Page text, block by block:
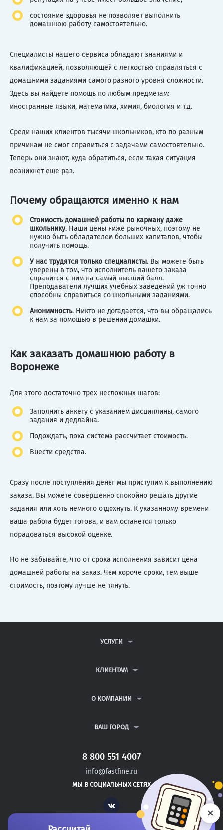
состояние здоровья не позволяет выполнить
домашнюю работу самостоятельно.
Специалисты нашего сервиса обладают знаниями и
квалификацией, позволяющей с легкостью справляться с
домашними заданиями самого разного уровня сложности.
Здесь вы найдете помощь по любым предметам:
иностранные языки, математика, химия, биология и т.д.
Среди наших клиентов тысячи школьников, кто по разным
причинам не смог справиться с задачами самостоятельно.
Теперь они знают, куда обратиться, если такая ситуация
возникнет еще раз.
Почему обращаются именно к нам
Стоимость домашней работы по карману даже
школьнику. Наши цены ниже рыночных, поэтому не
нужно быть обладателем больших капиталов, чтобы
получить помощь.
У нас трудятся только специалисты. Вы можете быть
уверены в том, что исполнитель вашего заказа
справится с ним на самый высший балл.
Преподаватели лучших учебных заведений уж точно
способны справиться со школьными заданиями.
Анонимность. Никто не догадается, что вы обращались
к нам за помощью в решении домашки.
Как заказать домашнюю работу в
Воронеже
Для этого достаточно трех несложных шагов:
Заполнить анкету с указанием дисциплины, самого
задания и дедлайна.
Подождать, пока система рассчитает стоимость.
Внести средства.
Сразу после поступления денег мы приступим к выполнению
заказа. Вы можете совершенно спокойно решать другие
задания или хоть немного отдохнуть. К указанному времени
ваша работа будет готова, и вам останется только
порадоваться высокой оценке.
Но не забывайте, что от срока исполнения зависит цена
домашней работы на заказ. Чем короче сроки, тем выше
стоимость, поэтому лучше не тянуть.
УСЛУГИ
ДИПЛОМНЫЕ РАБОТЫ
РЕФЕРАТЫ
КЛИЕНТАМ
ВОПРОСЫ И ОТВЕТЫ
ПОЛИТИКА КОНФИДЕНЦИАЛЬНОСТИ
О КОМПАНИИ
КОНТАКТЫ
ВАШ ГОРОД
САНКТ-ПЕТЕРБУРГ
ЯКУТСК
ИЖЕВСК
8 800 551 4007
info@fastfine.ru
МЫ В СОЦИАЛЬНЫХ СЕТЯХ
Vk ×